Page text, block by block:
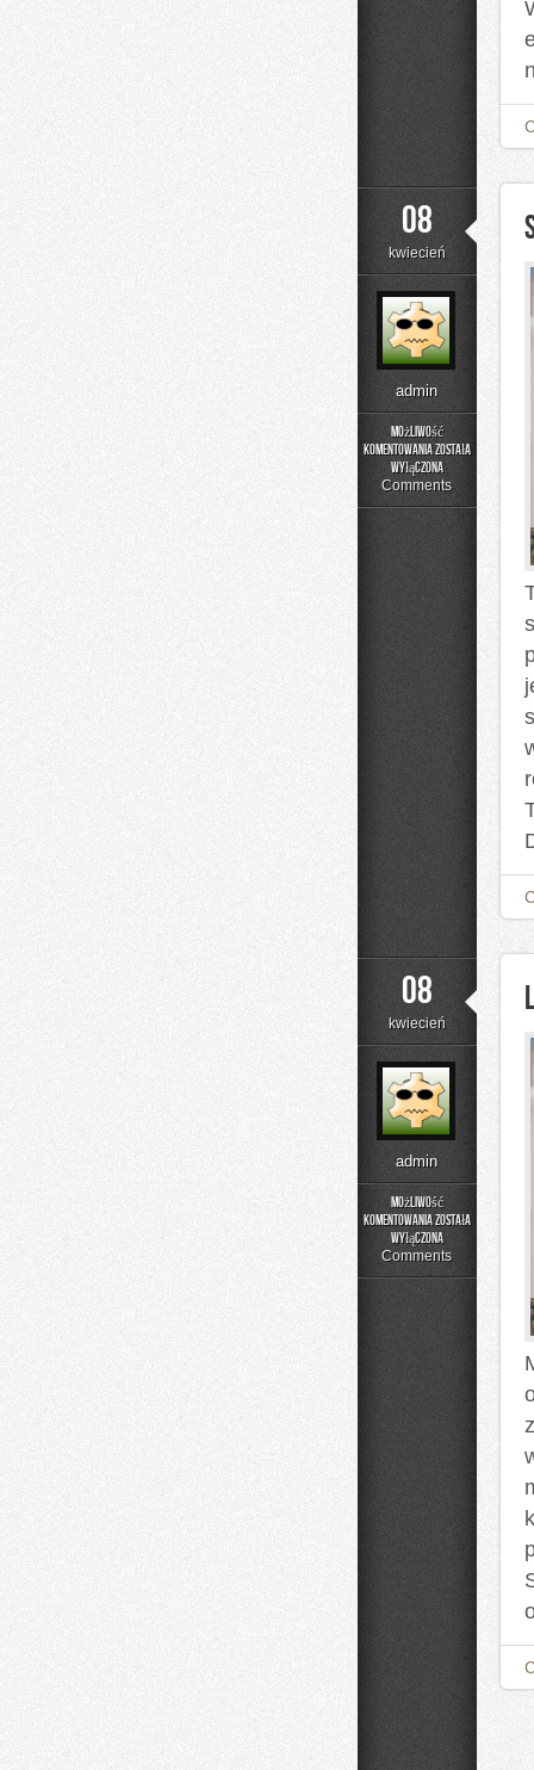
08
kwiecień
admin
Możliwość
komentowania
Symbolika
Kwiatów
została
wyłączona
Comments
08
kwiecień
admin
Możliwość
komentowania
Detale
została
wyłączona
Comments